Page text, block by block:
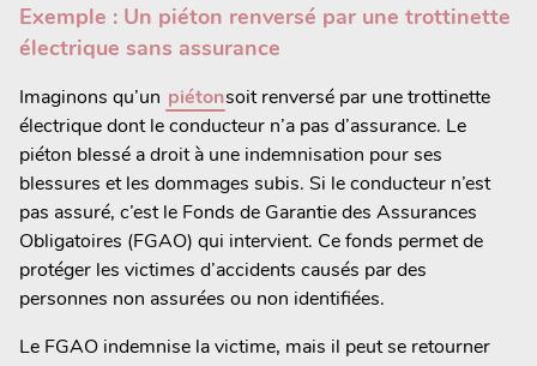
Exemple : Un piéton renversé par une trottinette
électrique sans assurance
Imaginons qu’un piétonsoit renversé par une trottinette
électrique dont le conducteur n’a pas d’assurance. Le
piéton blessé a droit à une indemnisation pour ses
blessures et les dommages subis. Si le conducteur n’est
pas assuré, c’est le Fonds de Garantie des Assurances
Obligatoires (FGAO) qui intervient. Ce fonds permet de
protéger les victimes d’accidents causés par des
personnes non assurées ou non identifiées.
Le FGAO indemnise la victime, mais il peut se retourner